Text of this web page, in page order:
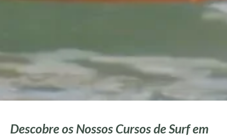
Descobre os Nossos Cursos de Surf em